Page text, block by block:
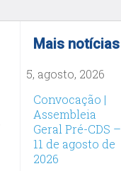
Mais notícias
5, agosto, 2026
Convocação |
Assembleia
Geral Pré-CDS –
11 de agosto de
2026